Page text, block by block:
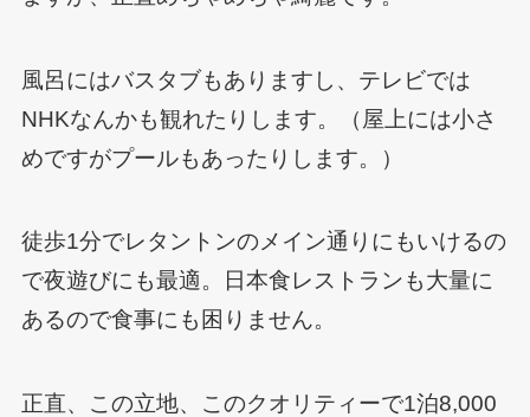
風呂にはバスタブもありますし、テレビでは
NHKなんかも観れたりします。（屋上には小さ
めですがプールもあったりします。）
徒歩1分でレタントンのメイン通りにもいけるの
で夜遊びにも最適。日本食レストランも大量に
あるので食事にも困りません。
正直、この立地、このクオリティーで1泊8,000